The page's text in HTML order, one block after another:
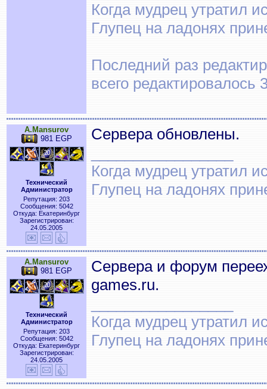
Когда мудрец утратил
Глупец на ладонях
Последний раз
всего редактировалось
A.Mansurov
981 EGP
Технический
Администратор
Репутация: 203
Сообщения: 5042
Откуда: Екатеринбург
Зарегистрирован:
24.05.2005
Сервера обновлены.
Когда мудрец утратил
Глупец на ладонях
A.Mansurov
981 EGP
Технический
Администратор
Репутация: 203
Сообщения: 5042
Откуда: Екатеринбург
Зарегистрирован:
24.05.2005
Сервера и форум
games.ru.
Когда мудрец утратил
Глупец на ладонях